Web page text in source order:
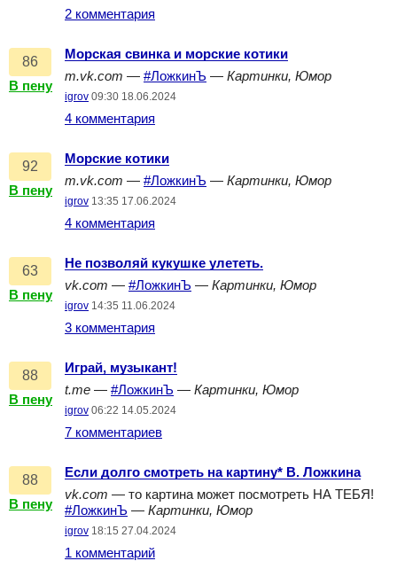
2 комментария
86
В пену
Морская свинка и морские котики
m.vk.com — #ЛожкинЪ — Картинки, Юмор
igrov 09:30 18.06.2024
4 комментария
92
В пену
Морские котики
m.vk.com — #ЛожкинЪ — Картинки, Юмор
igrov 13:35 17.06.2024
4 комментария
63
В пену
Не позволяй кукушке улететь.
vk.com — #ЛожкинЪ — Картинки, Юмор
igrov 14:35 11.06.2024
3 комментария
88
В пену
Играй, музыкант!
t.me — #ЛожкинЪ — Картинки, Юмор
igrov 06:22 14.05.2024
7 комментариев
88
В пену
Если долго смотреть на картину* В. Ложкина
vk.com — то картина может посмотреть НА ТЕБЯ!
#ЛожкинЪ — Картинки, Юмор
igrov 18:15 27.04.2024
1 комментарий